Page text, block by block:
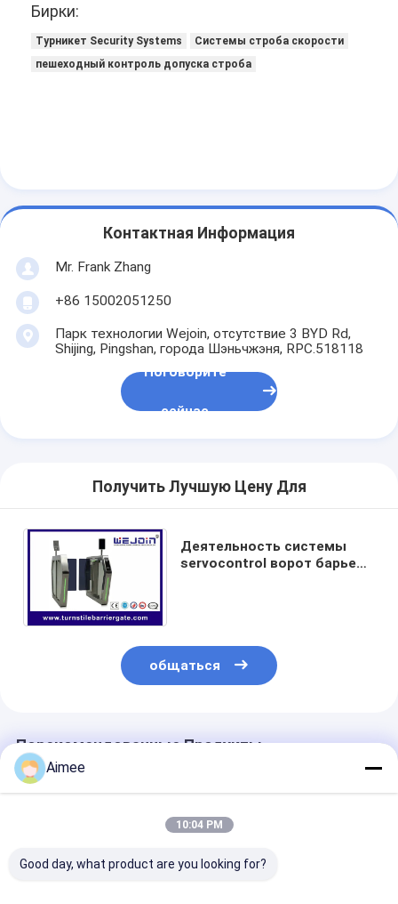
Парковочный шлагбаум
Турникет трипод
Электронный шлагбаум
Строб турникета контроля допуска
Турникеты с раздвижными створками
Парковочный барьер
Бирки:
Турникет Security Systems
Системы строба скорости
пешеходный контроль допуска строба
Контактная Информация
Mr. Frank Zhang
+86 15002051250
Парк технологии Wejoin, отсутствие 3 BYD Rd,
Shijing, Pingshan, города Шэньчжэня, RPC.518118
Поговорите
сейчас
Получить Лучшую Цену Для
Деятельность системы
servocontrol ворот барьера
общаться
Порекомендованные Продукты
Aimee
10:04 PM
Good day, what product are you looking for?